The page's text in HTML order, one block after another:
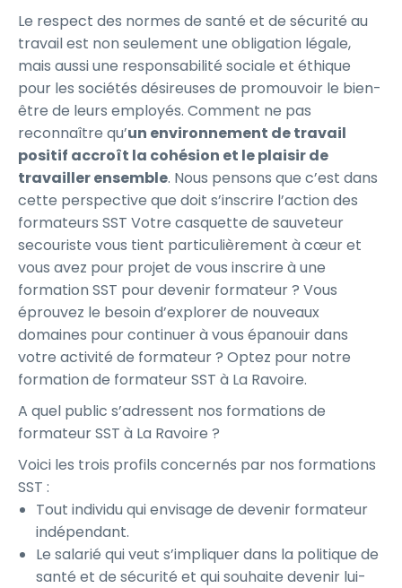
Le respect des normes de santé et de sécurité au
travail est non seulement une obligation légale,
mais aussi une responsabilité sociale et éthique
pour les sociétés désireuses de promouvoir le bien-
être de leurs employés. Comment ne pas
reconnaître qu’un environnement de travail
positif accroît la cohésion et le plaisir de
travailler ensemble. Nous pensons que c’est dans
cette perspective que doit s’inscrire l’action des
formateurs SST Votre casquette de sauveteur
secouriste vous tient particulièrement à cœur et
vous avez pour projet de vous inscrire à une
formation SST pour devenir formateur ? Vous
éprouvez le besoin d’explorer de nouveaux
domaines pour continuer à vous épanouir dans
votre activité de formateur ? Optez pour notre
formation de formateur SST à La Ravoire.
A quel public s’adressent nos formations de
formateur SST à La Ravoire ?
Voici les trois profils concernés par nos formations
SST :
Tout individu qui envisage de devenir formateur
indépendant.
Le salarié qui veut s’impliquer dans la politique de
santé et de sécurité et qui souhaite devenir lui-